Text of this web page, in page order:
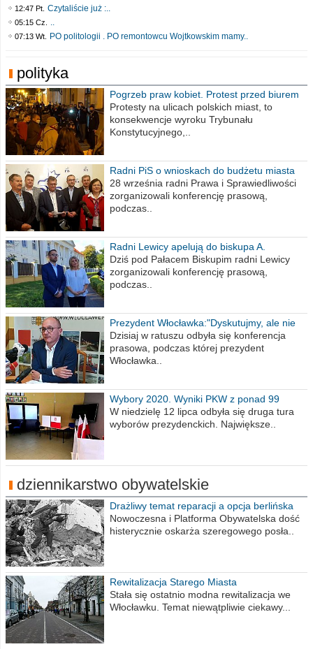
12:47 Pt. Czytaliście już :..
05:15 Cz. ..
07:13 Wt. PO politologii . PO remontowcu Wojtkowskim mamy..
polityka
Pogrzeb praw kobiet. Protest przed biurem
poselskim PiS
Protesty na ulicach polskich miast, to
konsekwencje wyroku Trybunału
Konstytucyjnego,..
Radni PiS o wnioskach do budżetu miasta
na 2021 rok
28 września radni Prawa i Sprawiedliwości
zorganizowali konferencję prasową,
podczas..
Radni Lewicy apelują do biskupa A.
Wiesława Meringa
Dziś pod Pałacem Biskupim radni Lewicy
zorganizowali konferencję prasową,
podczas..
Prezydent Włocławka:"Dyskutujmy, ale nie
obrażajmy się”
Dzisiaj w ratuszu odbyła się konferencja
prasowa, podczas której prezydent
Włocławka..
Wybory 2020. Wyniki PKW z ponad 99
procent obwodów
W niedzielę 12 lipca odbyła się druga tura
wyborów prezydenckich. Największe..
dziennikarstwo obywatelskie
Drażliwy temat reparacji a opcja berlińska
Nowoczesna i Platforma Obywatelska dość
histerycznie oskarża szeregowego posła..
Rewitalizacja Starego Miasta
Stała się ostatnio modna rewitalizacja we
Włocławku. Temat niewątpliwie ciekawy...